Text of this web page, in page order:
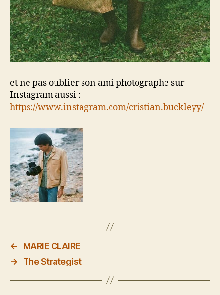
et ne pas oublier son ami photographe sur
Instagram aussi :
https://www.instagram.com/cristian.buckleyy/
←
MARIE CLAIRE
→
The Strategist